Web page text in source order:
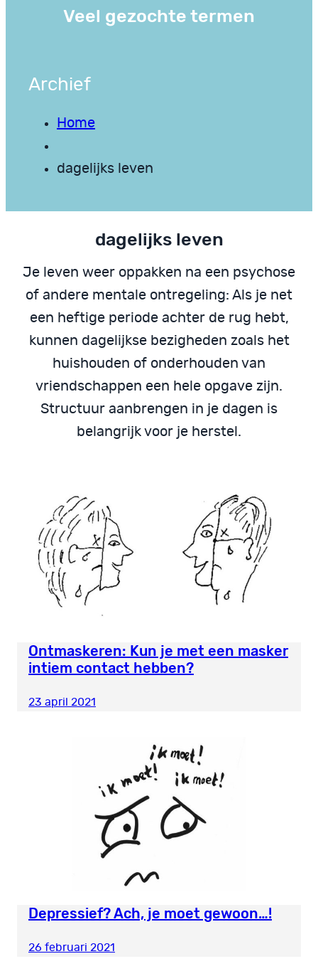
Veel gezochte termen
Archief
Home
dagelijks leven
dagelijks leven
Je leven weer oppakken na een psychose
of andere mentale ontregeling: Als je net
een heftige periode achter de rug hebt,
kunnen dagelijkse bezigheden zoals het
huishouden of onderhouden van
vriendschappen een hele opgave zijn.
Structuur aanbrengen in je dagen is
belangrijk voor je herstel.
Ontmaskeren: Kun je met een masker
intiem contact hebben?
23 april 2021
Depressief? Ach, je moet gewoon…!
26 februari 2021